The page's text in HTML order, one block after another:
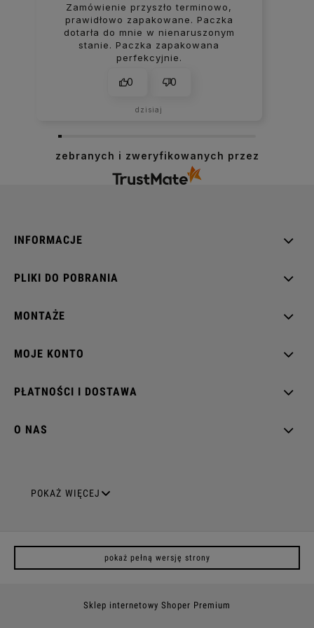
Zamówienie przyszło terminowo,
prawidłowo zapakowane. Paczka
dotarła do mnie w nienaruszonym
stanie. Paczka zapakowana
perfekcyjnie.
0 0
dzisiaj
zebranych i zweryfikowanych przez
INFORMACJE
PLIKI DO POBRANIA
MONTAŻE
MOJE KONTO
PŁATNOŚCI I DOSTAWA
O NAS
GNIAZDA ELEKTRYCZNE
Gniazda podwójne z uziemieniem
POKAŻ WIĘCEJ
pokaż pełną wersję strony
Sklep internetowy Shoper Premium